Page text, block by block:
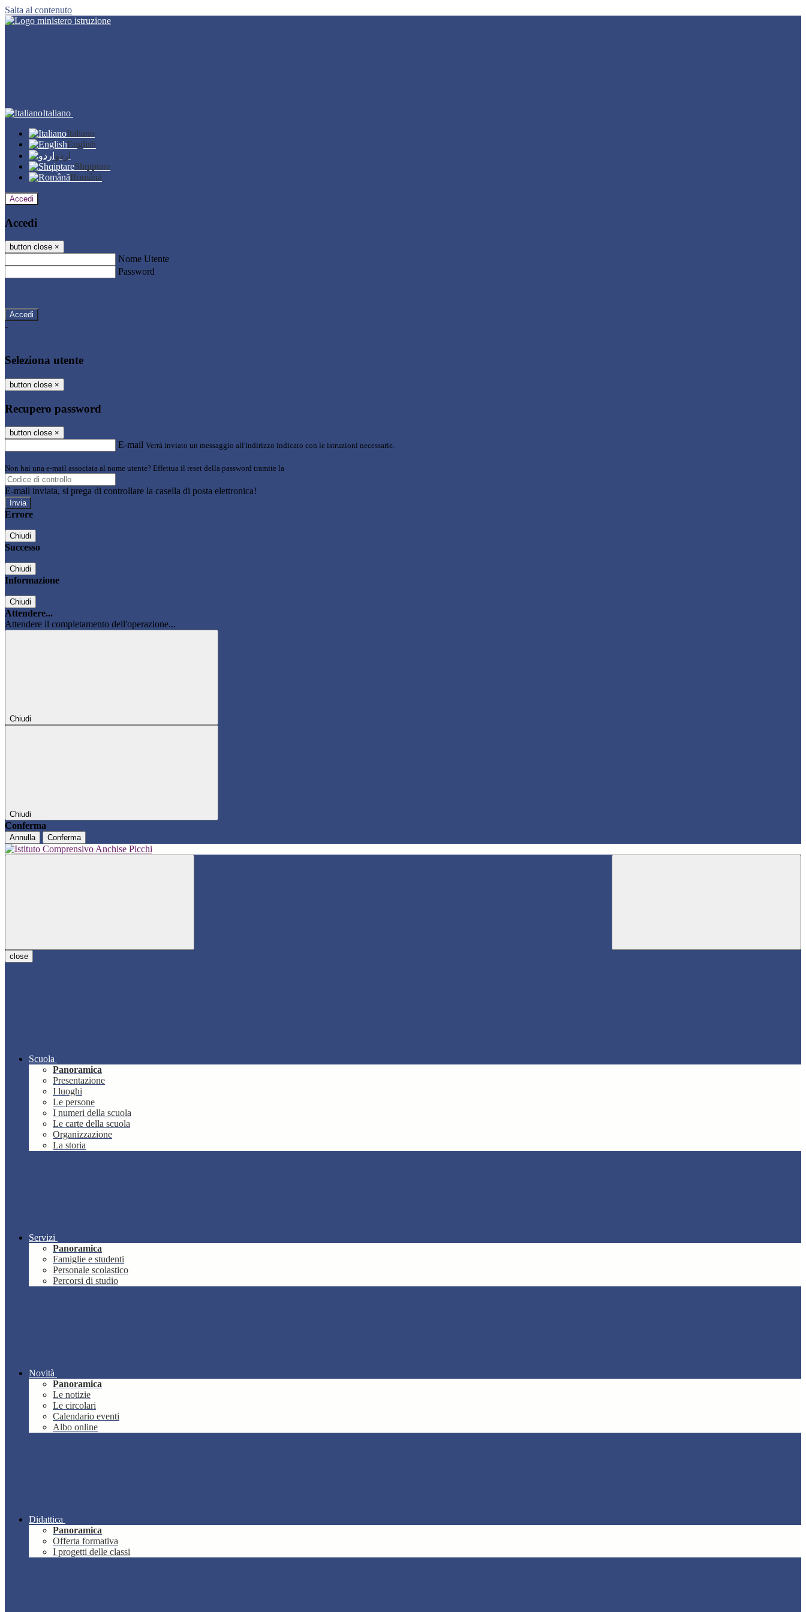
Salta al contenuto
Italiano
Italiano
English
اردو
Shqiptare
Română
Accedi
Accedi
button close ×
Nome Utente
Password
-
Seleziona utente
button close ×
Recupero password
button close ×
E-mail Verrà inviato un messaggio all'indirizzo indicato con le istruzioni necessarie.
Non hai una e-mail associata al nome utente? Effettua il reset della password tramite la
E-mail inviata, si prega di controllare la casella di posta elettronica!
Errore
Chiudi
Successo
Chiudi
Informazione
Chiudi
Attendere...
Attendere il completamento dell'operazione...
Chiudi
Chiudi
Conferma
Annulla Conferma
close
Scuola
Panoramica
Presentazione
I luoghi
Le persone
I numeri della scuola
Le carte della scuola
Organizzazione
La storia
Servizi
Panoramica
Famiglie e studenti
Personale scolastico
Percorsi di studio
Novità
Panoramica
Le notizie
Le circolari
Calendario eventi
Albo online
Didattica
Panoramica
Offerta formativa
I progetti delle classi